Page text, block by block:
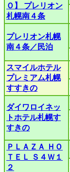
Ｏ】 プレリオン
札幌南４条
プレリオン札幌
南４条／民泊
スマイルホテル
プレミアム札幌
すすきの
ダイワロイネッ
トホテル札幌す
すきの
ＰＬＡＺＡ ＨＯ
ＴＥＬ Ｓ４Ｗ１
２